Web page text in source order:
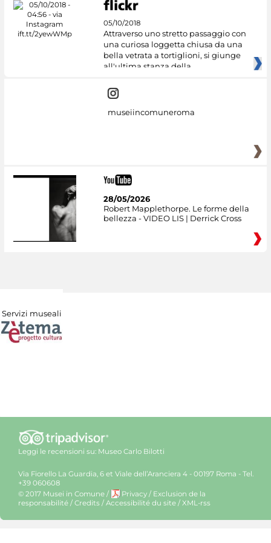
05/10/2018
Attraverso uno stretto passaggio con
una curiosa loggetta chiusa da una
bella vetrata a tortiglioni, si giunge
all'ultima stanza della
museiincomuneroma
28/05/2026
Robert Mapplethorpe. Le forme della
bellezza - VIDEO LIS | Derrick Cross
Servizi museali
Leggi le recensioni su: Museo Carlo Bilotti
Via Fiorello La Guardia, 6 et Viale dell’Aranciera 4 - 00197 Roma - Tel.
+39 060608
© 2017 Musei in Comune / Privacy / Exclusion de la
responsabilité / Credits / Accessibilité du site / XML-rss